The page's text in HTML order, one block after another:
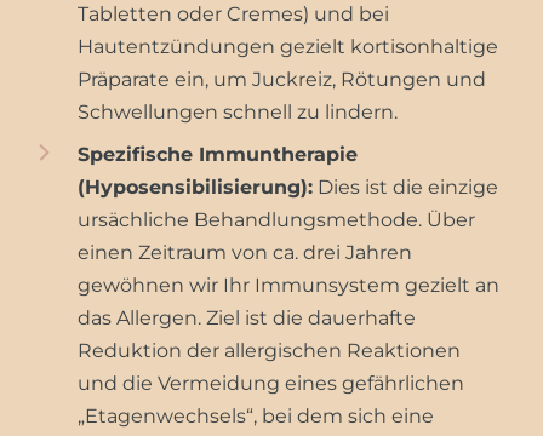
Tabletten oder Cremes) und bei
Hautentzündungen gezielt kortisonhaltige
Präparate ein, um Juckreiz, Rötungen und
Schwellungen schnell zu lindern.
Spezifische Immuntherapie
(Hyposensibilisierung): Dies ist die einzige
ursächliche Behandlungsmethode. Über
einen Zeitraum von ca. drei Jahren
gewöhnen wir Ihr Immunsystem gezielt an
das Allergen. Ziel ist die dauerhafte
Reduktion der allergischen Reaktionen
und die Vermeidung eines gefährlichen
„Etagenwechsels“, bei dem sich eine